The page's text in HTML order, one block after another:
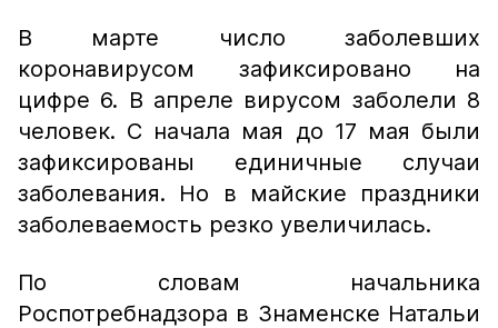
В марте число заболевших
коронавирусом зафиксировано на
цифре 6. В апреле вирусом заболели 8
человек. С начала мая до 17 мая были
зафиксированы единичные случаи
заболевания. Но в майские праздники
заболеваемость резко увеличилась.
По словам начальника
Роспотребнадзора в Знаменске Натальи